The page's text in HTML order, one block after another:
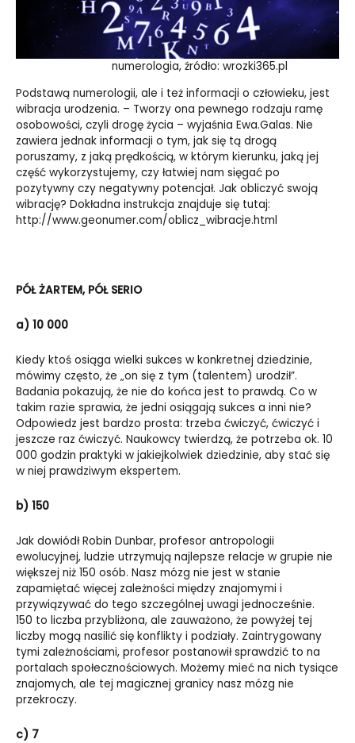
numerologia, źródło: wrozki365.pl
Podstawą numerologii, ale i też informacji o człowieku, jest
wibracja urodzenia. – Tworzy ona pewnego rodzaju ramę
osobowości, czyli drogę życia – wyjaśnia Ewa.Galas. Nie
zawiera jednak informacji o tym, jak się tą drogą
poruszamy, z jaką prędkością, w którym kierunku, jaką jej
część wykorzystujemy, czy łatwiej nam sięgać po
pozytywny czy negatywny potencjał. Jak obliczyć swoją
wibrację? Dokładna instrukcja znajduje się tutaj:
http://www.geonumer.com/oblicz_wibracje.html
PÓŁ ŻARTEM, PÓŁ SERIO
a) 10 000
Kiedy ktoś osiąga wielki sukces w konkretnej dziedzinie,
mówimy często, że „on się z tym (talentem) urodził”.
Badania pokazują, że nie do końca jest to prawdą. Co w
takim razie sprawia, że jedni osiągają sukces a inni nie?
Odpowiedz jest bardzo prosta: trzeba ćwiczyć, ćwiczyć i
jeszcze raz ćwiczyć. Naukowcy twierdzą, że potrzeba ok. 10
000 godzin praktyki w jakiejkolwiek dziedzinie, aby stać się
w niej prawdziwym ekspertem.
b) 150
Jak dowiódł Robin Dunbar, profesor antropologii
ewolucyjnej, ludzie utrzymują najlepsze relacje w grupie nie
większej niż 150 osób. Nasz mózg nie jest w stanie
zapamiętać więcej zależności między znajomymi i
przywiązywać do tego szczególnej uwagi jednocześnie.
150 to liczba przybliżona, ale zauważono, że powyżej tej
liczby mogą nasilić się konflikty i podziały. Zaintrygowany
tymi zależnościami, profesor postanowił sprawdzić to na
portalach społecznościowych. Możemy mieć na nich tysiące
znajomych, ale tej magicznej granicy nasz mózg nie
przekroczy.
c) 7